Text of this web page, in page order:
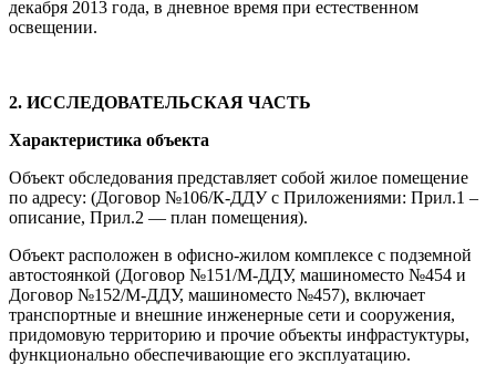
декабря 2013 года, в дневное время при естественном
освещении.
2. ИССЛЕДОВАТЕЛЬСКАЯ ЧАСТЬ
Характеристика объекта
Объект обследования представляет собой жилое помещение
по адресу: (Договор №106/К-ДДУ с Приложениями: Прил.1 –
описание, Прил.2 — план помещения).
Объект расположен в офисно-жилом комплексе с подземной
автостоянкой (Договор №151/М-ДДУ, машиноместо №454 и
Договор №152/М-ДДУ, машиноместо №457), включает
транспортные и внешние инженерные сети и сооружения,
придомовую территорию и прочие объекты инфрастуктуры,
функционально обеспечивающие его эксплуатацию.